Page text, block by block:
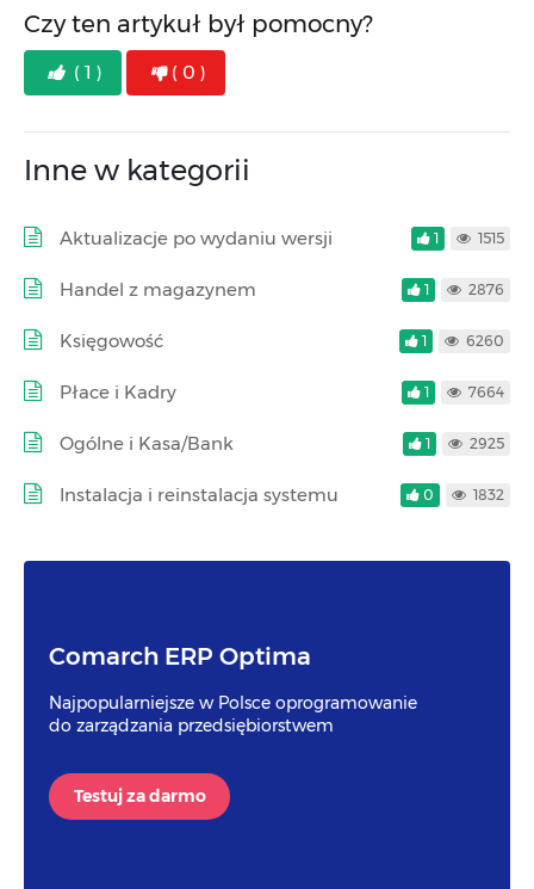
Czy ten artykuł był pomocny?
( 1 ) ( 0 )
Inne w kategorii
Aktualizacje po wydaniu wersji 1 1515
Handel z magazynem 1 2876
Księgowość 1 6260
Płace i Kadry 1 7664
Ogólne i Kasa/Bank 1 2925
Instalacja i reinstalacja systemu 0 1832
Comarch ERP Optima
Najpopularniejsze w Polsce oprogramowanie
do zarządzania przedsiębiorstwem
Testuj za darmo